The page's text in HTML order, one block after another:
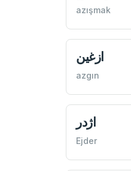
azışmak
ازغين
azgın
اژدر
Ejder